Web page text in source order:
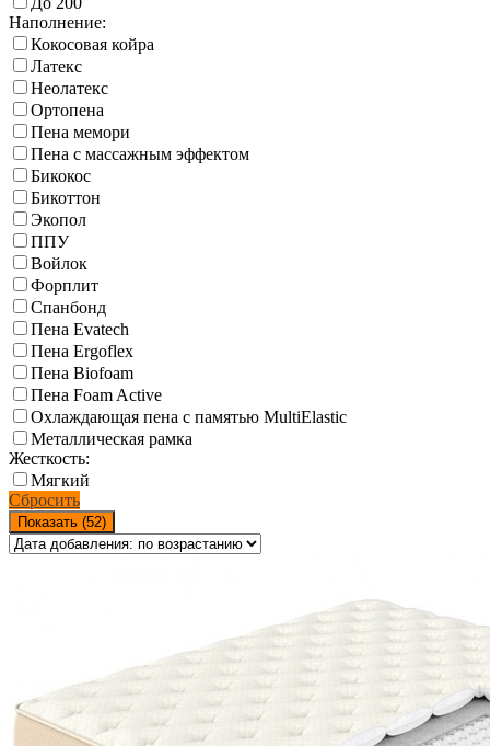
Наполнение:
Кокосовая койра
Латекс
Неолатекс
Ортопена
Пена мемори
Пена с массажным эффектом
Бикокос
Бикоттон
Экопол
ППУ
Войлок
Форплит
Спанбонд
Пена Evatech
Пена Ergoflex
Пена Biofoam
Пена Foam Active
Охлаждающая пена с памятью MultiElastic
Металлическая рамка
Жесткость:
Мягкий
Сбросить
Показать (52)